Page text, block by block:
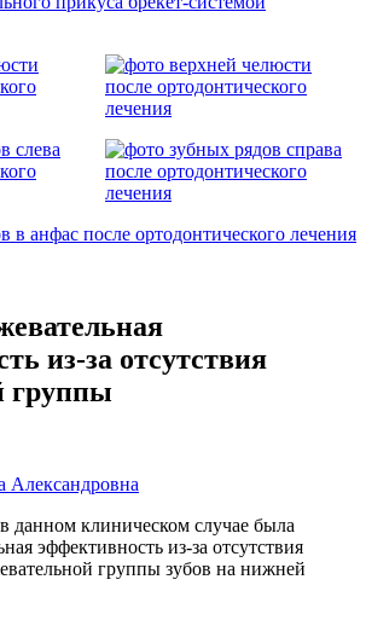
из-за отсутствия
группы
Александровна
данном клиническом случае была
эффективность из-за отсутствия
группы зубов на нижней